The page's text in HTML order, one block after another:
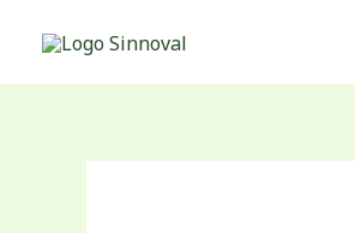
contenu